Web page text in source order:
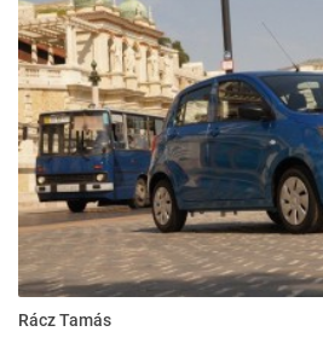
Rácz Tamás